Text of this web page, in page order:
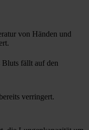
von Händen und
fällt auf den
verringert.